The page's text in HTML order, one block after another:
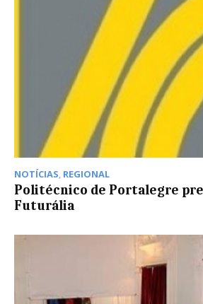
NOTÍCIAS, REGIONAL
Politécnico de Portalegre
Futurália